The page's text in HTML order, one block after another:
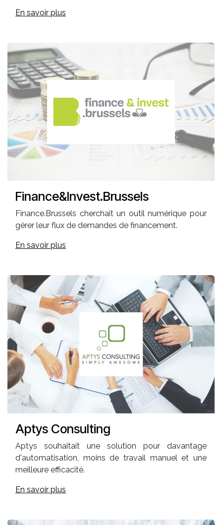
En savoir plus
Finance&Invest.Brussels
Finance.Brussels cherchait un outil numérique pour
gérer leur flux de demandes de financement.
En savoir plus
Aptys Consulting
Aptys souhaitait une solution pour davantage
d'automatisation, moins de travail manuel et une
meilleure efficacité.
En savoir plus